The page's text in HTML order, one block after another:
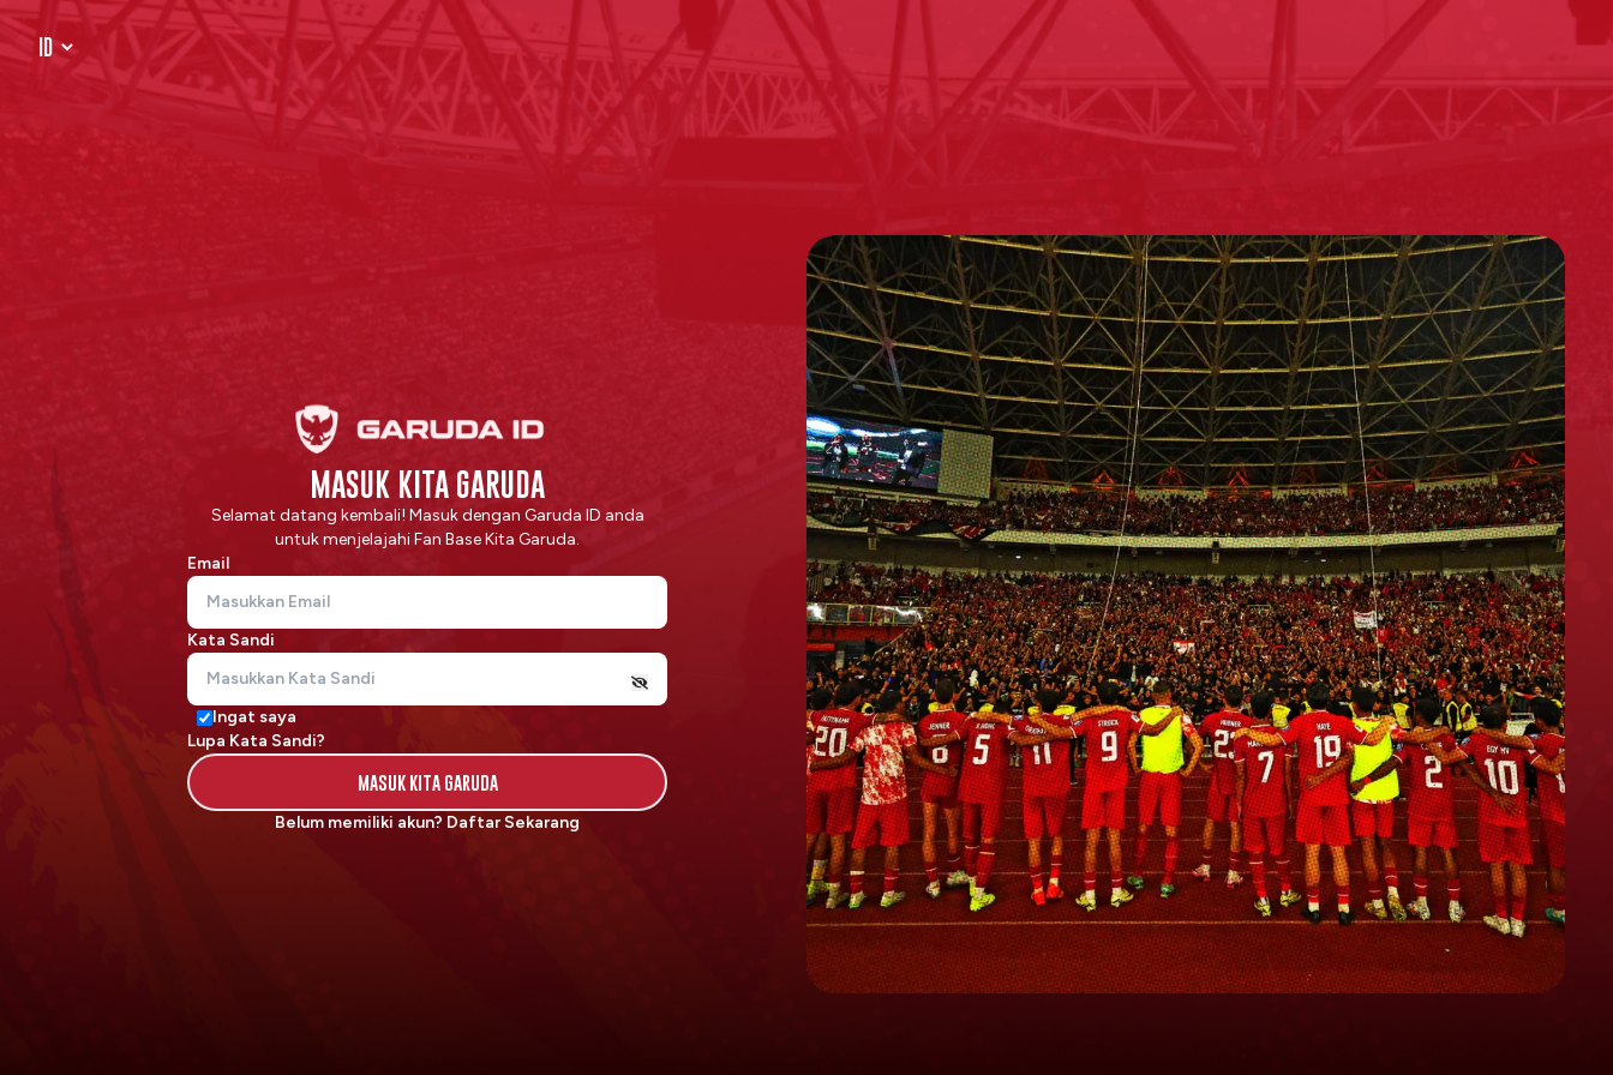
MASUK KITA GARUDA
Selamat datang kembali! Masuk dengan Garuda ID anda
untuk menjelajahi Fan Base Kita Garuda.
Email
Kata Sandi
Ingat saya
Lupa Kata Sandi?
MASUK KITA GARUDA
Belum memiliki akun? Daftar Sekarang